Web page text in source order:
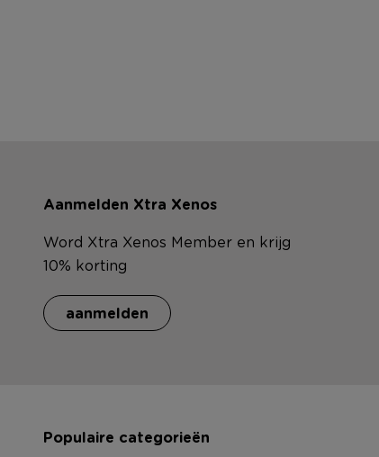
Aanmelden Xtra Xenos
Word Xtra Xenos Member en krijg
10% korting
aanmelden
Populaire categorieën